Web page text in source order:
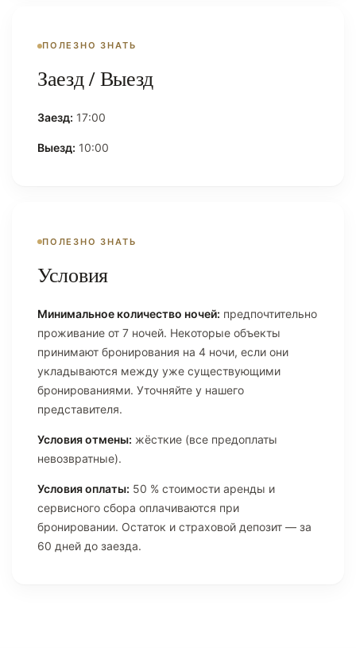
ПОЛЕЗНО ЗНАТЬ
Заезд / Выезд
Заезд: 17:00
Выезд: 10:00
ПОЛЕЗНО ЗНАТЬ
Условия
Минимальное количество ночей: предпочтительно
проживание от 7 ночей. Некоторые объекты
принимают бронирования на 4 ночи, если они
укладываются между уже существующими
бронированиями. Уточняйте у нашего
представителя.
Условия отмены: жёсткие (все предоплаты
невозвратные).
Условия оплаты: 50 % стоимости аренды и
сервисного сбора оплачиваются при
бронировании. Остаток и страховой депозит — за
60 дней до заезда.